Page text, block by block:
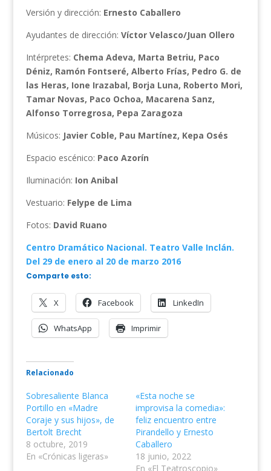
Versión y dirección: Ernesto Caballero
Ayudantes de dirección: Víctor Velasco/Juan Ollero
Intérpretes: Chema Adeva, Marta Betriu, Paco
Déniz, Ramón Fontseré, Alberto Frías, Pedro G. de
las Heras, Ione Irazabal, Borja Luna, Roberto Mori,
Tamar Novas, Paco Ochoa, Macarena Sanz,
Alfonso Torregrosa, Pepa Zaragoza
Músicos: Javier Coble, Pau Martínez, Kepa Osés
Espacio escénico: Paco Azorín
Iluminación: Ion Anibal
Vestuario: Felype de Lima
Fotos: David Ruano
Centro Dramático Nacional. Teatro Valle Inclán.
Del 29 de enero al 20 de marzo 2016
Comparte esto:
X Facebook LinkedIn
WhatsApp Imprimir
Relacionado
Sobresaliente Blanca
Portillo en «Madre
Coraje y sus hijos», de
Bertolt Brecht
8 octubre, 2019
En «Crónicas ligeras»
«Esta noche se
improvisa la comedia»:
feliz encuentro entre
Pirandello y Ernesto
Caballero
18 junio, 2022
En «El Teatroscopio»